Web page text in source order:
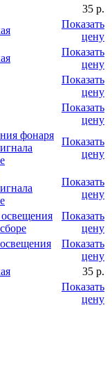
35 р.
Показать
цену
Показать
цену
Показать
цену
Показать
цену
фонаря
Показать
цену
Показать
цену
Показать
цену
Показать
цену
35 р.
Показать
цену